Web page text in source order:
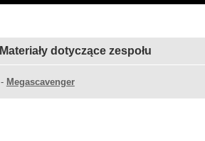
Materiały dotyczące zespołu
- Megascavenger